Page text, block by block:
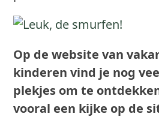
Op de website van
kinderen vind je nog
plekjes om te
vooral een kijke op de